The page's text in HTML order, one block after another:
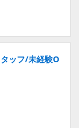
ッフ/未経験O